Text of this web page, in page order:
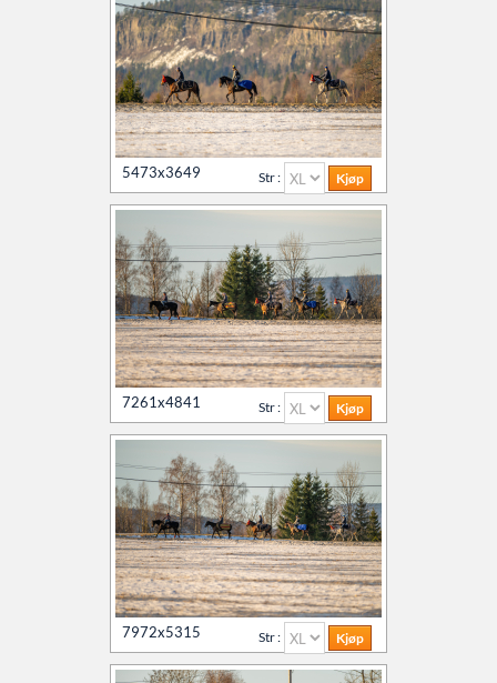
5473x3649 Str :
7261x4841 Str :
7972x5315 Str :